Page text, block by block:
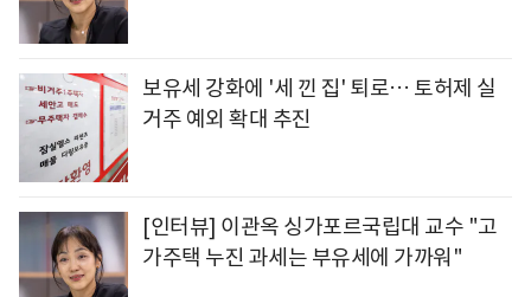
보유세 강화에 '세 낀 집' 퇴로… 토허제 실
거주 예외 확대 추진
[인터뷰] 이관옥 싱가포르국립대 교수 "고
가주택 누진 과세는 부유세에 가까워"